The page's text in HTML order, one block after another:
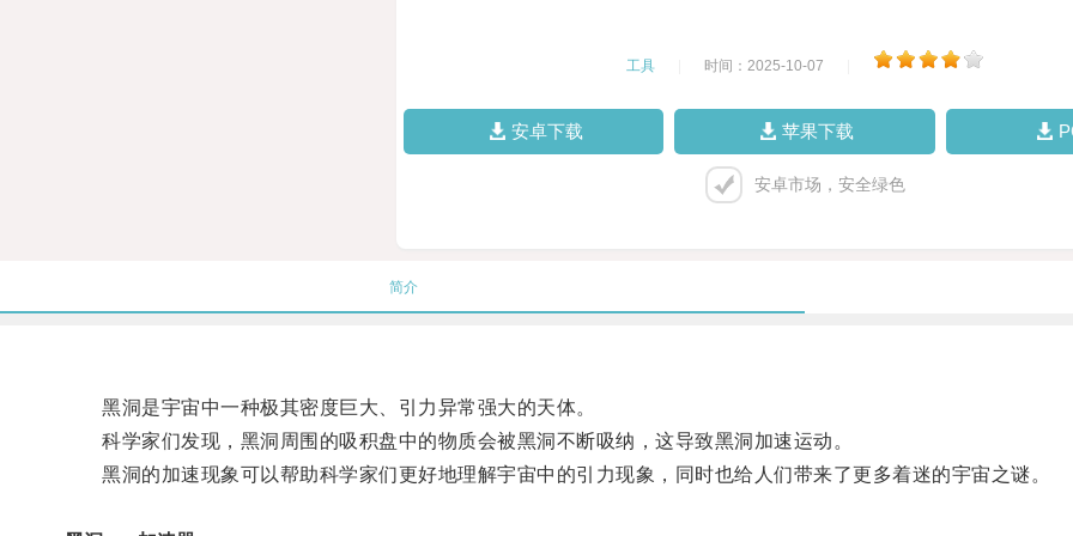
工具 时间：2025-10-07
安卓下载 苹果下载
安卓市场，安全绿色
简介
黑洞是宇宙中一种极其密度巨大、引力异常强大的天体。
科学家们发现，黑洞周围的吸积盘中的物质会被黑洞不断吸纳，这导致黑洞加速运动。
黑洞的加速现象可以帮助科学家们更好地理解宇宙中的引力现象，同时也给人们带来了更多着迷的宇宙之谜。